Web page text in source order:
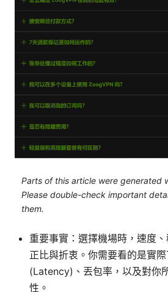
Parts of this article were generated
Please double-check important
them.
重要事實：選擇機場時，速度
正比與折衷。你需要看的是實
(Latency)、丟包率，以及對你
性。